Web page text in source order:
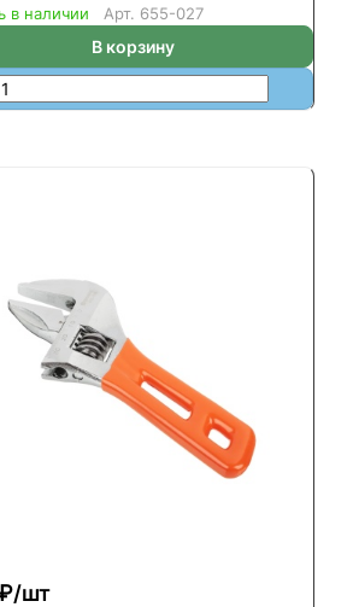
в наличии Арт. 655-027
В корзину
шт